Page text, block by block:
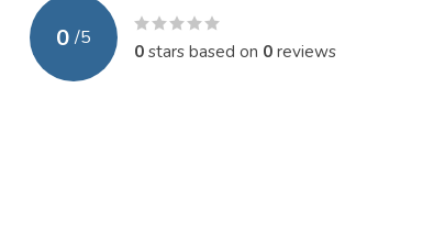
0 /5
0stars based on 0reviews